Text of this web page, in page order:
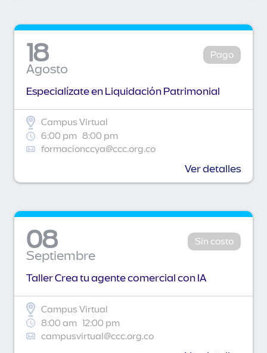
18
Agosto
Pago
Especialízate en Liquidación Patrimonial
Campus Virtual
6:00 pm 8:00 pm
formacionccya@ccc.org.co
Ver detalles
08
Septiembre
Sin costo
Taller Crea tu agente comercial con IA
Campus Virtual
8:00 am 12:00 pm
campusvirtual@ccc.org.co